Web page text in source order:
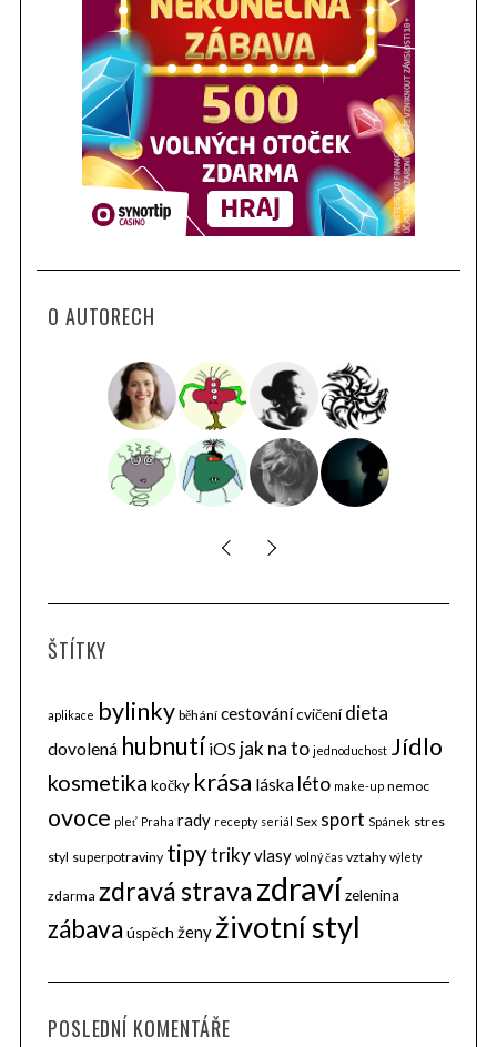
O AUTORECH
ŠTÍTKY
aplikace bylinky běhání cestovánícvičení dieta
dovolená hubnutí iOS jak na to jednoduchost Jídlo
kosmetika kočky krása láska léto make-up nemoc
ovoce pleť Praha rady recepty seriál Sex sport Spánek stres
styl superpotraviny tipytrikyvlasy volný čas vztahy výlety
zdarma zdravá stravazdravízelenina
zábava úspěch ženy životní styl
POSLEDNÍ KOMENTÁŘE